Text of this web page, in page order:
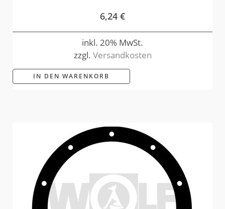
6,24 €
inkl. 20% MwSt.
zzgl. Versandkosten
IN DEN WARENKORB